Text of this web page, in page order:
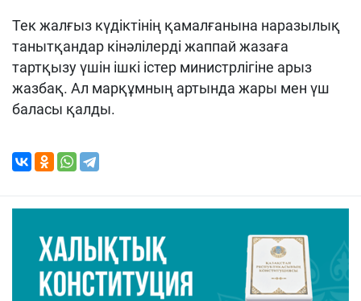
Тек жалғыз күдіктінің қамалғанына наразылық
танытқандар кінәлілерді жаппай жазаға
тартқызу үшін ішкі істер министрлігіне арыз
жазбақ. Ал марқұмның артында жары мен үш
баласы қалды.